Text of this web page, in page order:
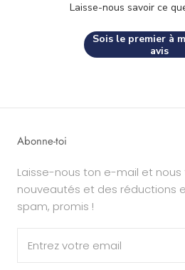
Laisse-nous savoir ce
Sois le premier à
avis
Abonne-toi
Laisse-nous ton e-mail et nous
nouveautés et des réductions
spam, promis !